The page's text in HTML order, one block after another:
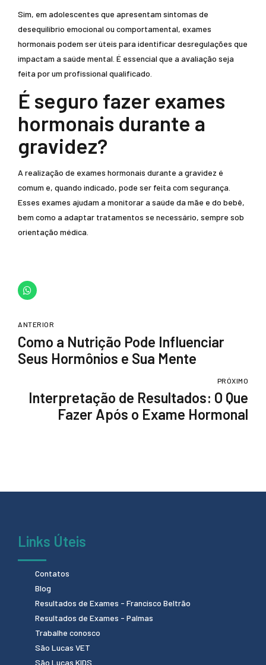
Sim, em adolescentes que apresentam sintomas de
desequilíbrio emocional ou comportamental, exames
hormonais podem ser úteis para identificar desregulações que
impactam a saúde mental. É essencial que a avaliação seja
feita por um profissional qualificado.
É seguro fazer exames
hormonais durante a
gravidez?
A realização de exames hormonais durante a gravidez é
comum e, quando indicado, pode ser feita com segurança.
Esses exames ajudam a monitorar a saúde da mãe e do bebê,
bem como a adaptar tratamentos se necessário, sempre sob
orientação médica.
ANTERIOR
Como a Nutrição Pode Influenciar
Seus Hormônios e Sua Mente
PRÓXIMO
Interpretação de Resultados: O Que
Fazer Após o Exame Hormonal
Links Úteis
Contatos
Blog
Resultados de Exames - Francisco Beltrão
Resultados de Exames - Palmas
Trabalhe conosco
São Lucas VET
São Lucas KIDS